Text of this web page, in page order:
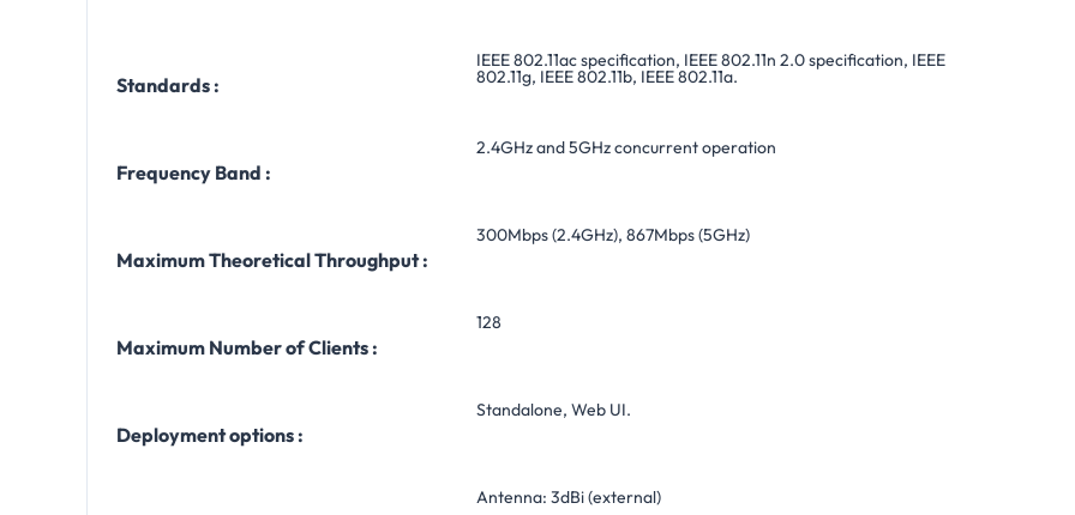
Standards :
IEEE 802.11ac specification, IEEE 802.11n 2.0 specification, IEEE
802.11g, IEEE 802.11b, IEEE 802.11a.
Frequency Band :
2.4GHz and 5GHz concurrent operation
Maximum Theoretical Throughput :
300Mbps (2.4GHz), 867Mbps (5GHz)
Maximum Number of Clients :
128
Deployment options :
Standalone, Web UI.
Antenna: 3dBi (external)